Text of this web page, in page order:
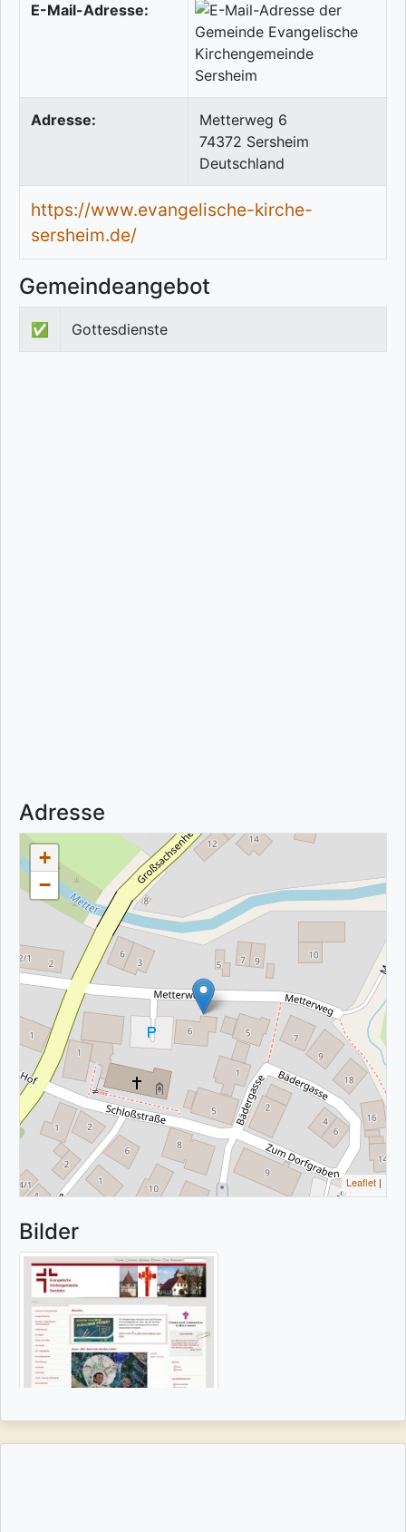
E-Mail-Adresse:
Adresse:
Metterweg 6
74372 Sersheim
Deutschland
https://www.evangelische-kirche-
sersheim.de/
Gemeindeangebot
✅ Gottesdienste
Adresse
+
−
Leaflet |
Bilder